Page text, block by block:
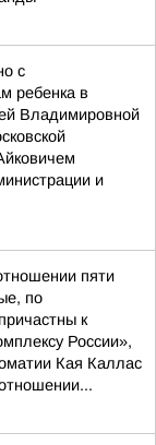
с
ребенка в
Владимировной
и
пяти
по
к
России»,
Кая Каллас